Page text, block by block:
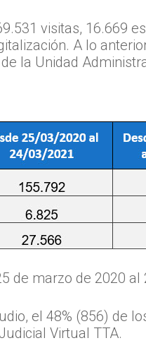
visitas, 16.669
A lo
la Unidad
de marzo de 2020
el 48% (856) de
Virtual TTA.